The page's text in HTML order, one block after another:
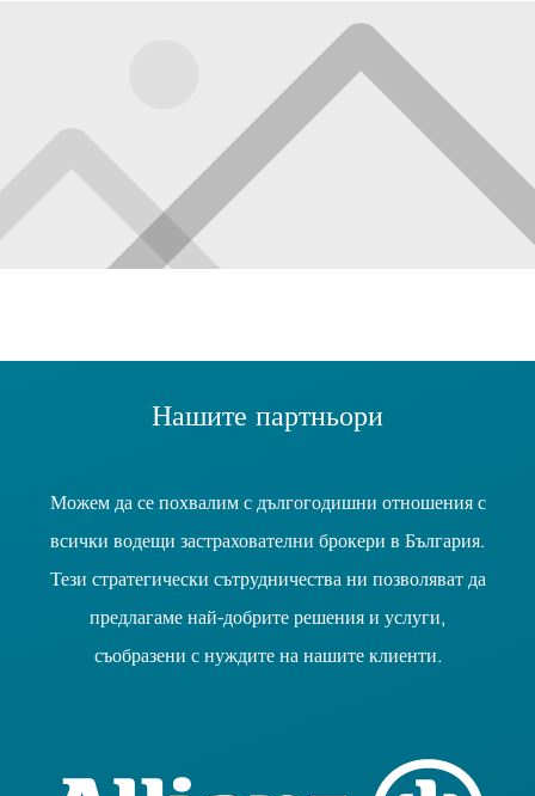
Нашите партньори
Можем да се похвалим с дългогодишни отношения с
всички водещи застрахователни брокери в България.
Тези стратегически сътрудничества ни позволяват да
предлагаме най-добрите решения и услуги,
съобразени с нуждите на нашите клиенти.